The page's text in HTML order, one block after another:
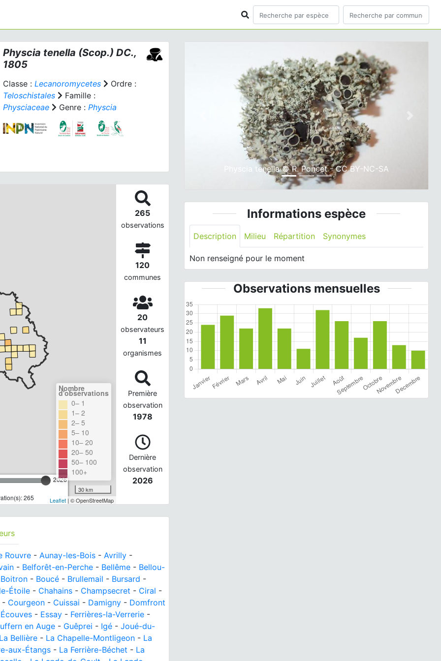
Physcia tenella (Scop.) DC.,
1805
Classe : Lecanoromycetes
Ordre :
Teloschistales
Famille :
Physciaceae
Genre : Physcia
2026
265
Nombre
d'observations
0– 1
1– 2
2– 5
5– 10
10– 20
20– 50
50– 100
100+
30 km
Leaflet| © OpenStreetMap
265
observations
120
communes
20
observateurs
11
organismes
Première
observation
1978
Dernière
observation
2026
Rouvre - Aunay-les-Bois - Avrilly -
- Belforêt-en-Perche - Bellême - Bellou-
Boitron - Boucé - Brullemail - Bursard -
Étoile - Chahains - Champsecret - Ciral -
- Courgeon - Cuissai - Damigny - Domfront
Écouves - Essay - Ferrières-la-Verrerie -
en Auge - Guêprei - Igé - Joué-du-
Bellière - La Chapelle-Montligeon - La
aux-Étangs - La Ferrière-Béchet - La
Physcia tenella © R. Poncet - CC BY-NC-SA
Informations espèce
Description Milieu Répartition Synonymes
Non renseigné pour le moment
Observations mensuelles